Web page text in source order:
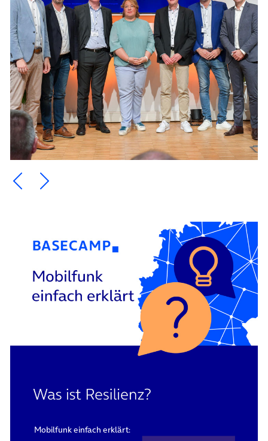
Ein Element zurück blättern
Ein Element weiter blättern
Mobilfunk einfach erklärt: